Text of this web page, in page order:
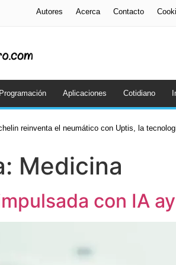
Autores Acerca Contacto
Programación Aplicaciones Cotidiano
bajo la lupa
Medicina
con IA